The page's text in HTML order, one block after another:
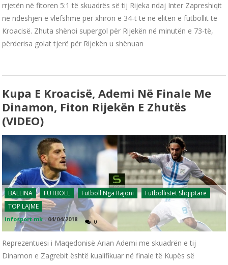
rrjetën në fitoren 5:1 të skuadrës së tij Rijeka ndaj Inter Zapreshiqit
në ndeshjen e vlefshme për xhiron e 34-t të në elitën e futbollit të
Kroacisë. Zhuta shënoi supergol për Rijekën në minutën e 73-të,
përderisa golat tjerë për Rijekën u shënuan
Kupa E Kroacisë, Ademi Në Finale Me
Dinamon, Fiton Rijekën E Zhutës
(VIDEO)
BALLINA FUTBOLL Futboll Nga Rajoni
Futbollistët Shqiptarë
TOP LAJME
infosport.mk -04/04/2018 0
Reprezentuesi i Maqedonisë Arian Ademi me skuadrën e tij
Dinamon e Zagrebit është kualifikuar në finale të Kupës së